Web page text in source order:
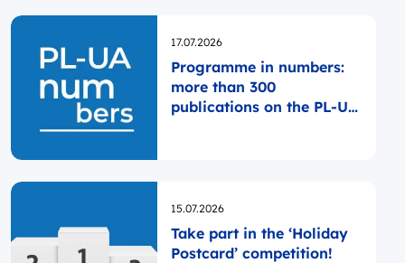
Opublikowano
17.07.2026
Programme in numbers:
more than 300
publications on the PL-UA
Opublikowano
15.07.2026
Take part in the ‘Holiday
Postcard’ competition!